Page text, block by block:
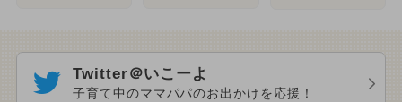
Twitter＠いこーよ
子育て中のママパパのお出かけを応援！